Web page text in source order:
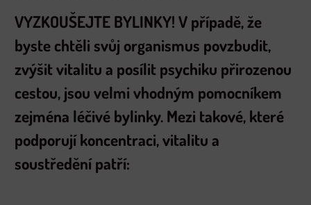
VYZKOUŠEJTE BYLINKY! V případě, že
byste chtěli svůj organismus povzbudit,
zvýšit vitalitu a posílit psychiku přirozenou
cestou, jsou velmi vhodným pomocníkem
zejména léčivé bylinky. Mezi takové, které
podporují koncentraci, vitalitu a
soustředění patří: